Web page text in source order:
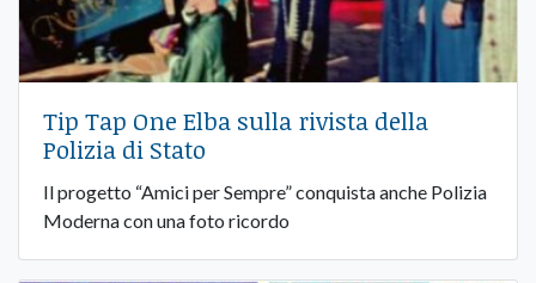
Tip Tap One Elba sulla rivista della
Polizia di Stato
Il progetto “Amici per Sempre” conquista anche Polizia
Moderna con una foto ricordo